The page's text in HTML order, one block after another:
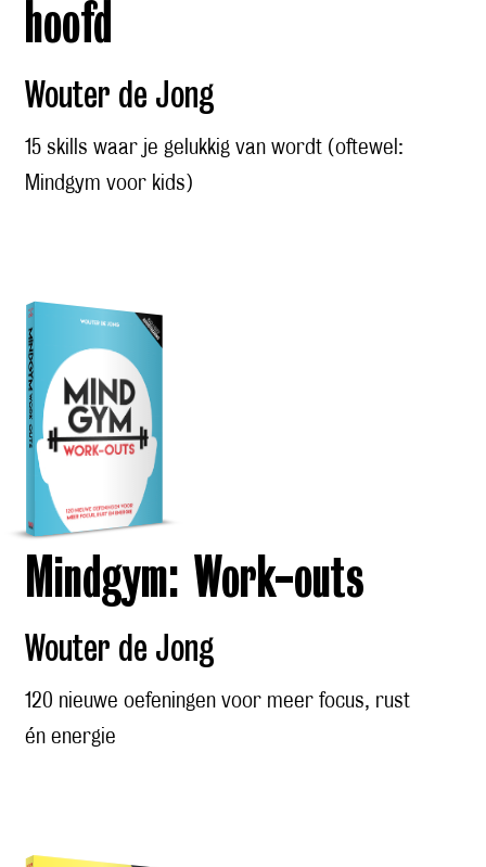
hoofd
Wouter de Jong
15 skills waar je gelukkig van wordt (oftewel:
Mindgym voor kids)
Mindgym: Work-outs
Wouter de Jong
120 nieuwe oefeningen voor meer focus, rust
én energie